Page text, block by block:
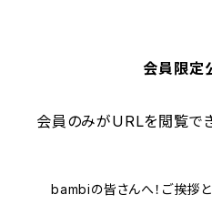
会員限定
会員のみがURLを閲覧で
bambiの皆さんへ！ご挨拶